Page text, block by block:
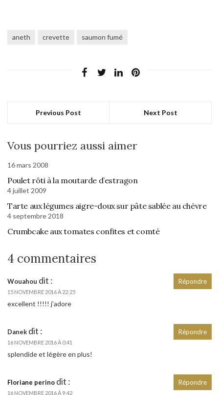
aneth crevette saumon fumé
Previous Post Next Post
Vous pourriez aussi aimer
16 mars 2008
Poulet rôti à la moutarde d’estragon
4 juillet 2009
Tarte aux légumes aigre-doux sur pâte sablée au chèvre
4 septembre 2018
Crumbcake aux tomates confites et comté
4 commentaires
Wouahou dit :
15 NOVEMBRE 2016 À 22:25
excellent !!!!! j’adore
Répondre
Danek dit :
16 NOVEMBRE 2016 À 0:41
splendide et légère en plus!
Répondre
Floriane perino dit :
16 NOVEMBRE 2016 À 9:42
Répondre